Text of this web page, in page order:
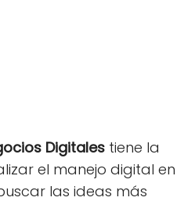
Digitales tiene la
el manejo digital en
las ideas más